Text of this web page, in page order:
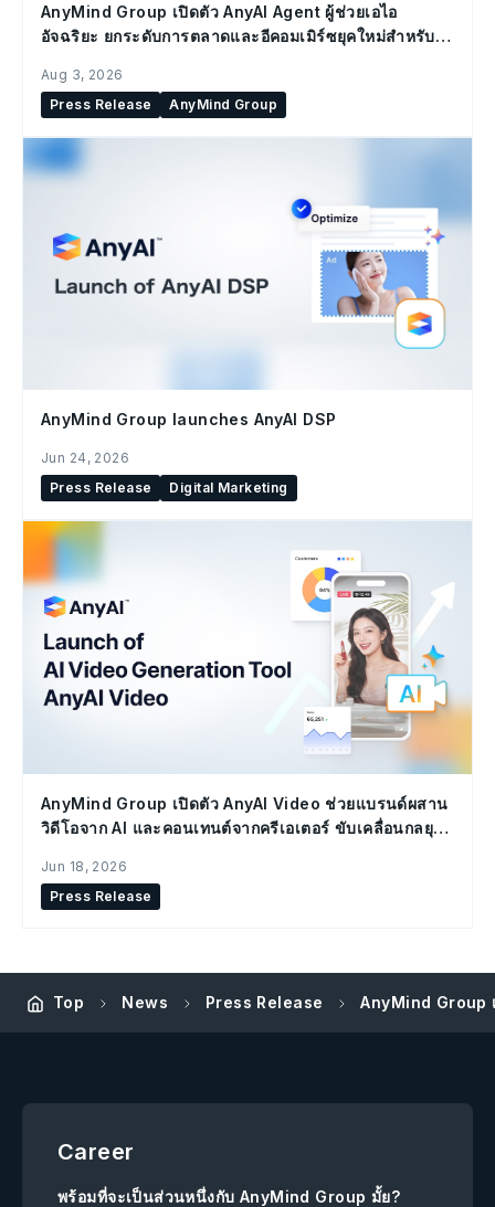
AnyMind Group เปิดตัว AnyAI Agent ผู้ช่วยเอไอ
อัจฉริยะ ยกระดับการตลาดและอีคอมเมิร์ซยุคใหม่สำหรับ
Aug 3, 2026
Press Release
AnyMind Group
AnyMind Group launches AnyAI DSP
Jun 24, 2026
Press Release
Digital Marketing
AnyMind Group เปิดตัว AnyAI Video ช่วยแบรนด์ผสาน
วิดีโอจาก AI และคอนเทนต์จากครีเอเตอร์ ขับเคลื่อนกลยุทธ์
Jun 18, 2026
Press Release
Top News Press Release AnyMind Group
Career
พร้อมที่จะเป็นส่วนหนึ่งกับ AnyMind Group มั้ย?